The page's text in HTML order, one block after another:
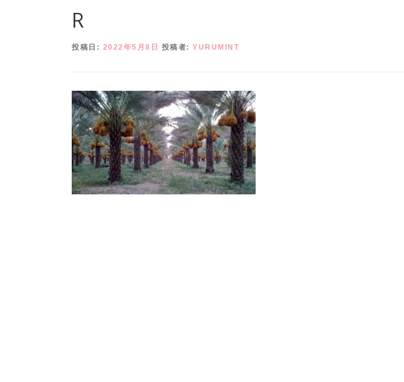
R
投稿日: 2022年5月8日 投稿者: YURUMINT